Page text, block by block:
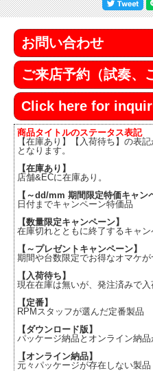
お問い合わせ
ご来店予約（試奏、
Click here for
商品タイトルのステータス表記
【在庫あり】【入荷待ち】の表
となります。
【在庫あり】
店舗&ECに在庫あり。
【～dd/mm 期間限定特価キャン
日付までキャンペーン特価品
【数量限定キャンペーン】
在庫切れとともに終了するキャ
【～プレゼントキャンペーン】
期間や台数限定でお得なオマケ
【入荷待ち】
現在在庫は無いが、発注済みで
【定番】
RPMスタッフが選んだ定番製品
【ダウンロード版】
パッケージ納品とオンライン納
【オンライン納品】
元々パッケージが存在しない製品